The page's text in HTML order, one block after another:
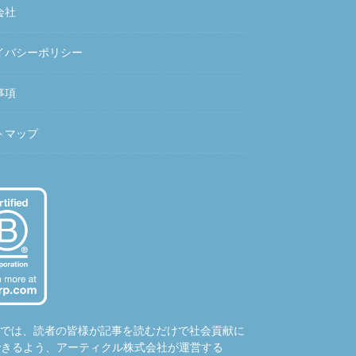
社
バシーポリシー
項
マップ
は、読者の皆様が記事を読むだけで社会貢献に
るよう、アーティクル株式会社が運営する